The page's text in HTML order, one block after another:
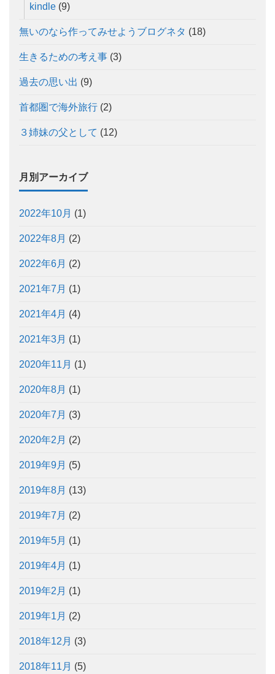
kindle (9)
無いのなら作ってみせようブログネタ (18)
生きるための考え事 (3)
過去の思い出 (9)
首都圏で海外旅行 (2)
３姉妹の父として (12)
月別アーカイブ
2022年10月 (1)
2022年8月 (2)
2022年6月 (2)
2021年7月 (1)
2021年4月 (4)
2021年3月 (1)
2020年11月 (1)
2020年8月 (1)
2020年7月 (3)
2020年2月 (2)
2019年9月 (5)
2019年8月 (13)
2019年7月 (2)
2019年5月 (1)
2019年4月 (1)
2019年2月 (1)
2019年1月 (2)
2018年12月 (3)
2018年11月 (5)